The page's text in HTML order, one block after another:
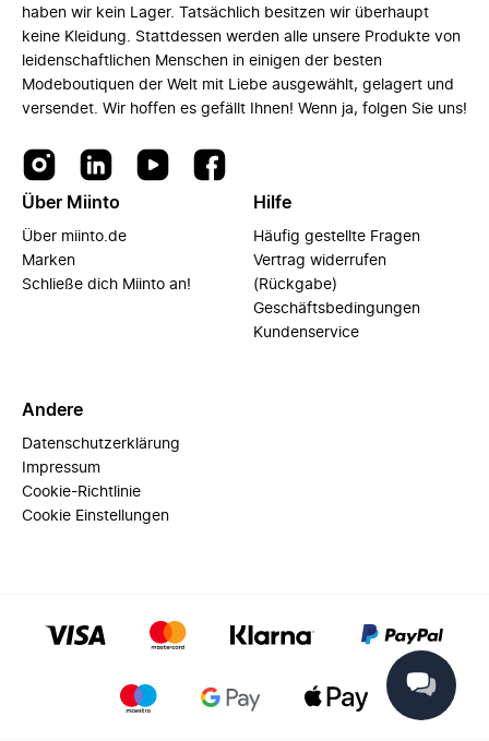
haben wir kein Lager. Tatsächlich besitzen wir überhaupt
keine Kleidung. Stattdessen werden alle unsere Produkte von
leidenschaftlichen Menschen in einigen der besten
Modeboutiquen der Welt mit Liebe ausgewählt, gelagert und
versendet. Wir hoffen es gefällt Ihnen! Wenn ja, folgen Sie uns!
Über Miinto
Über miinto.de
Marken
Schließe dich Miinto an!
Hilfe
Häufig gestellte Fragen
Vertrag widerrufen
(Rückgabe)
Geschäftsbedingungen
Kundenservice
Andere
Datenschutzerklärung
Impressum
Cookie-Richtlinie
Cookie Einstellungen